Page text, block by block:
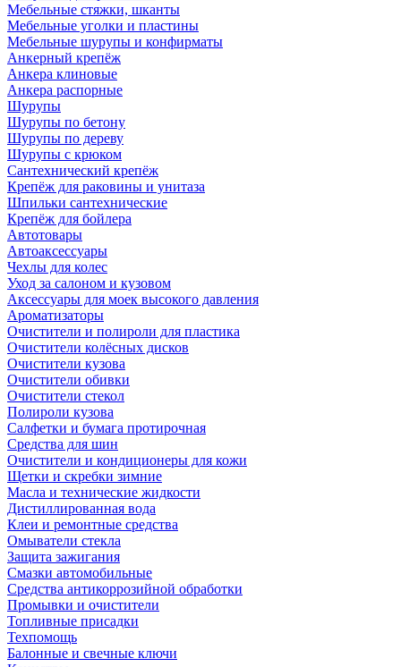
Мебельные стяжки, шканты
Мебельные уголки и пластины
Мебельные шурупы и конфирматы
Анкерный крепёж
Анкера клиновые
Анкера распорные
Шурупы
Шурупы по бетону
Шурупы по дереву
Шурупы с крюком
Сантехнический крепёж
Крепёж для раковины и унитаза
Шпильки сантехнические
Крепёж для бойлера
Автотовары
Автоаксессуары
Чехлы для колес
Уход за салоном и кузовом
Аксессуары для моек высокого давления
Ароматизаторы
Очистители и полироли для пластика
Очистители колёсных дисков
Очистители кузова
Очистители обивки
Очистители стекол
Полироли кузова
Салфетки и бумага протирочная
Средства для шин
Очистители и кондиционеры для кожи
Щетки и скребки зимние
Масла и технические жидкости
Дистиллированная вода
Клеи и ремонтные средства
Омыватели стекла
Защита зажигания
Смазки автомобильные
Средства антикоррозийной обработки
Промывки и очистители
Топливные присадки
Техпомощь
Балонные и свечные ключи